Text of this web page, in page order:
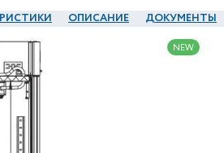
ОПИСАНИЕ ДОКУМЕНТЫ
NEW